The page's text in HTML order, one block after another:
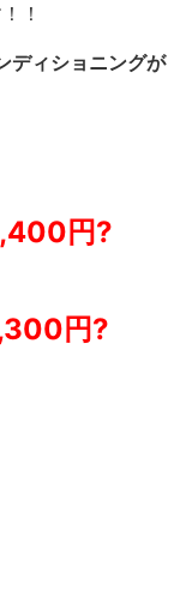
！
ディショニングが
円?
円?